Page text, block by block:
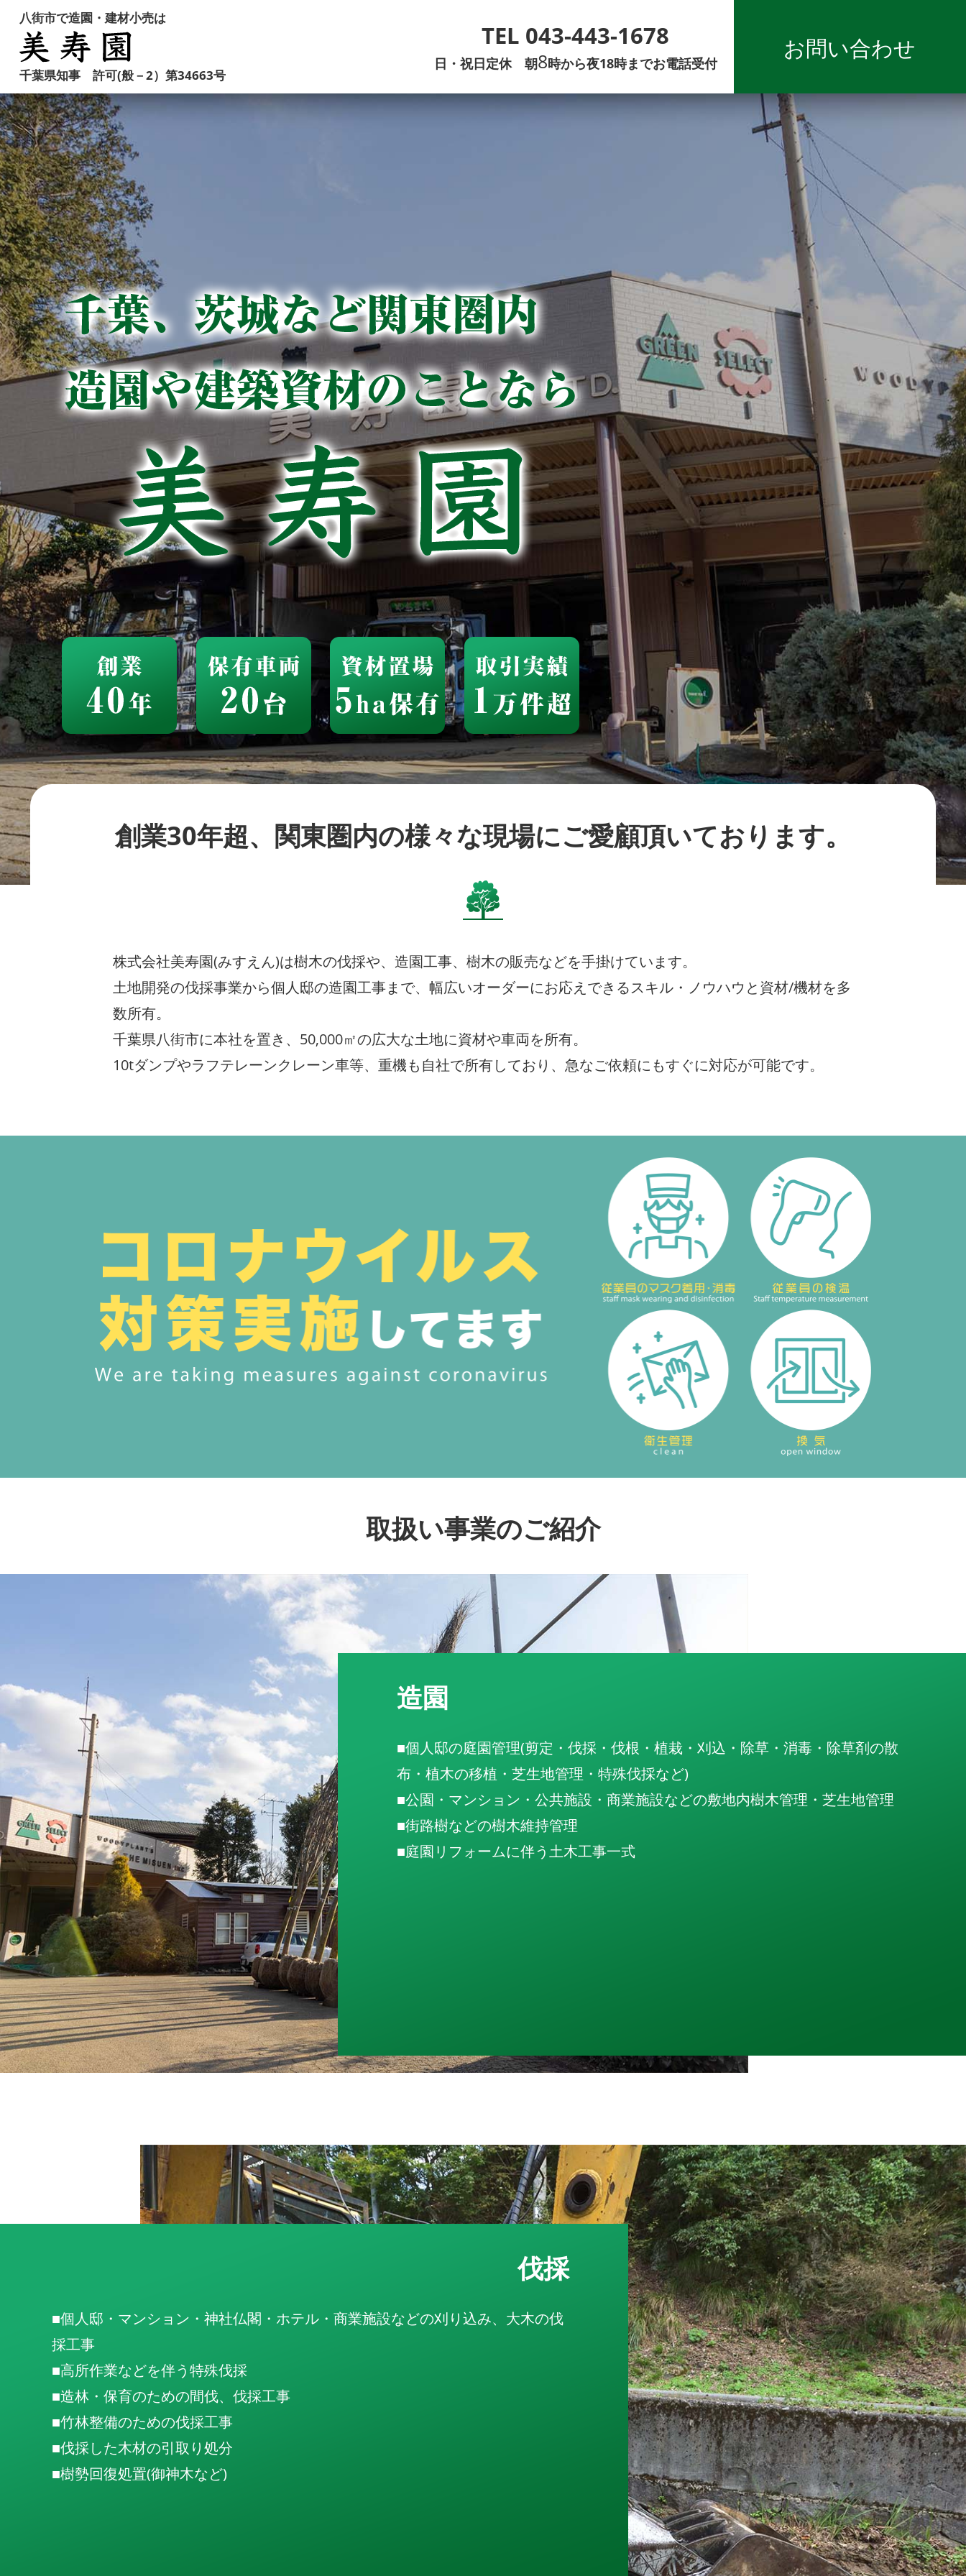
八街市で造園・建材小売は
千葉県知事 許可(般－2）第34663号
TEL 043-443-1678
日・祝日定休 朝8時から夜18時までお電話受付
お問い合わせ
創業30年超、関東圏内の様々な現場にご愛顧頂いております。
株式会社美寿園(みすえん)は樹木の伐採や、造園工事、樹木の販売などを手掛けています。
土地開発の伐採事業から個人邸の造園工事まで、幅広いオーダーにお応えできるスキル・ノウハウと資材/機材を多
数所有。
千葉県八街市に本社を置き、50,000㎡の広大な土地に資材や車両を所有。
10tダンプやラフテレーンクレーン車等、重機も自社で所有しており、急なご依頼にもすぐに対応が可能です。
取扱い事業のご紹介
造園
■個人邸の庭園管理(剪定・伐採・伐根・植栽・刈込・除草・消毒・除草剤の散
布・植木の移植・芝生地管理・特殊伐採など)
■公園・マンション・公共施設・商業施設などの敷地内樹木管理・芝生地管理
■街路樹などの樹木維持管理
■庭園リフォームに伴う土木工事一式
伐採
■個人邸・マンション・神社仏閣・ホテル・商業施設などの刈り込み、大木の伐
採工事
■高所作業などを伴う特殊伐採
■造林・保育のための間伐、伐採工事
■竹林整備のための伐採工事
■伐採した木材の引取り処分
■樹勢回復処置(御神木など)